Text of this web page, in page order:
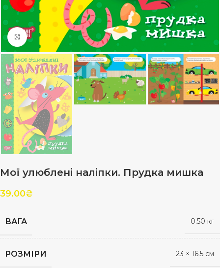
Клацніть, щоб збільшити
Мої улюблені наліпки. Прудка мишка
39.00₴
ВАГА 0.50 кг
РОЗМІРИ 23 × 16.5 см